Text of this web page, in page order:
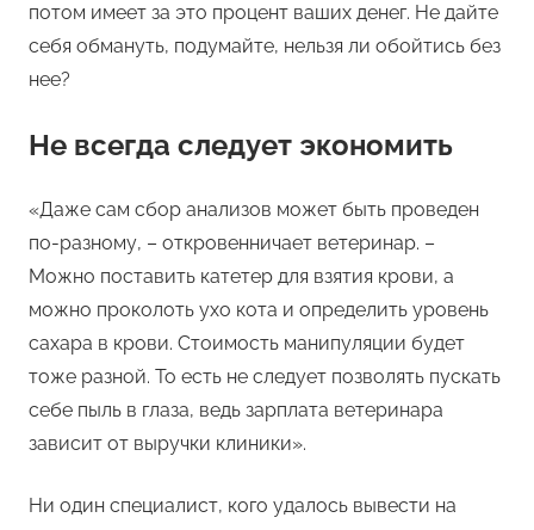
потом имеет за это процент ваших денег. Не дайте
себя обмануть, подумайте, нельзя ли обойтись без
нее?
Не всегда следует экономить
«Даже сам сбор анализов может быть проведен
по-разному, – откровенничает ветеринар. –
Можно поставить катетер для взятия крови, а
можно проколоть ухо кота и определить уровень
сахара в крови. Стоимость манипуляции будет
тоже разной. То есть не следует позволять пускать
себе пыль в глаза, ведь зарплата ветеринара
зависит от выручки клиники».
Ни один специалист, кого удалось вывести на